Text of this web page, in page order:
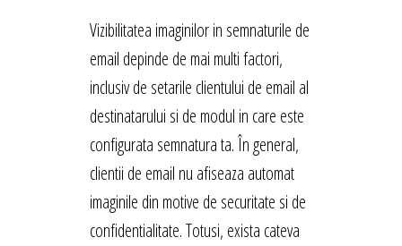
Vizibilitatea imaginilor in semnaturile de
email depinde de mai multi factori,
inclusiv de setarile clientului de email al
destinatarului si de modul in care este
configurata semnatura ta. În general,
clientii de email nu afiseaza automat
imaginile din motive de securitate si de
confidentialitate. Totusi, exista cateva